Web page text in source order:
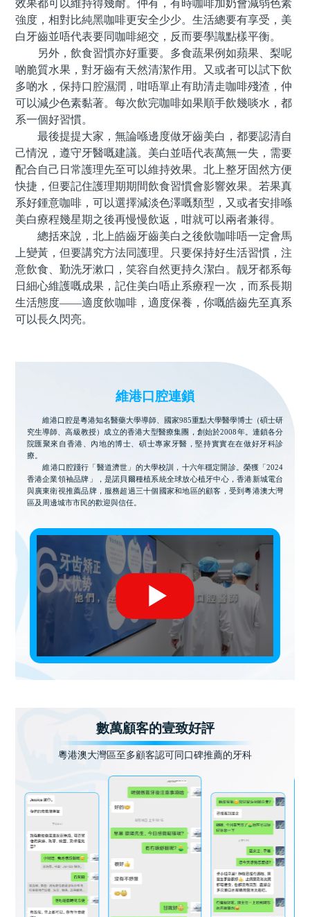
效果都可以維持得幾耐。仲有，有時咖啡加奶會減弱色素
強度，相對比純黑咖啡更安全少少。生活總要有享受，美
白牙齒並唔代表要同咖啡絕交，反而要學識點樣平衡。
另外，飲食習慣亦好重要。多食蔬果例如蘋果、梨呢
啲脆質水果，對牙齒有天然清潔作用。又或者可以試下飲
多啲水，保持口腔濕潤，咁唔單止有助清走咖啡殘渣，仲
可以減少色素黏著。每次飲完咖啡如果順手飲幾啖水，都
系一個好習慣。
最後提提大家，無論喺邊度做牙齒美白，都要認清自
己情況，遵守牙醫嘅建議。美白並唔代表萬無一失，需要
配合自己日常護理先至可以維持效果。北上整牙固然方便
快捷，但要記住護理期期間飲食習慣會影響效果。若果真
系好鍾意咖啡，可以選擇減淡色澤嘅類型，又或者安排喺
美白療程幾星期之後再慢慢飲返，咁就可以兩者兼得。
總括來說，北上皓齒牙齒美白之後飲咖啡唔一定會馬
上變黃，但要講究方法同護理。只要保持好生活習慣，注
意飲食、勤洗牙漱口，笑容自然更持久潔白。靓牙都系每
日細心維護嘅成果，記住美白唔止系療程一次，而系長期
生活態度——適度飲咖啡，適度保養，你嘅皓齒先至真系
可以長久閃亮。
維港口腔連鎖
維港口腔是粵港知名醫藥大學導師、國家985重點大學醫學博士（碩士研
究生導師、高級教授）成立的香港大型醫療集團，創始於2008年。連鎖各分
院匯聚來自香港、內地的博士、碩士專家牙醫，堅持實實在在做好牙科診
療。
維港口腔踐行「醫道濟世」的大學校訓，十六年穩定開診。榮獲「2024
香港企業領袖品牌」，是諾貝爾種植系統全球放心植牙中心，香港新城電台
與廣東衛視推薦品牌，服務超過三十個國家和地區的顧客，受到粵港澳大灣
區及周邊城市市民的歡迎與信任。
數萬顧客的壹致好評
粵港澳大灣區至多顧客認可同口碑推薦的牙科